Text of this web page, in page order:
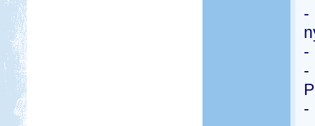
-
-